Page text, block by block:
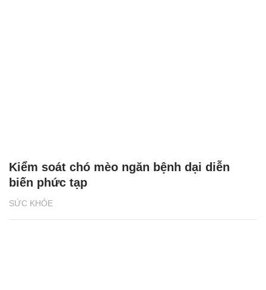
SỨC KHỎE
Kiểm soát chó mèo ngăn bệnh dại diễn
biến phức tạp